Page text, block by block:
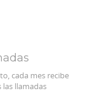
cada mes recibe
llamadas